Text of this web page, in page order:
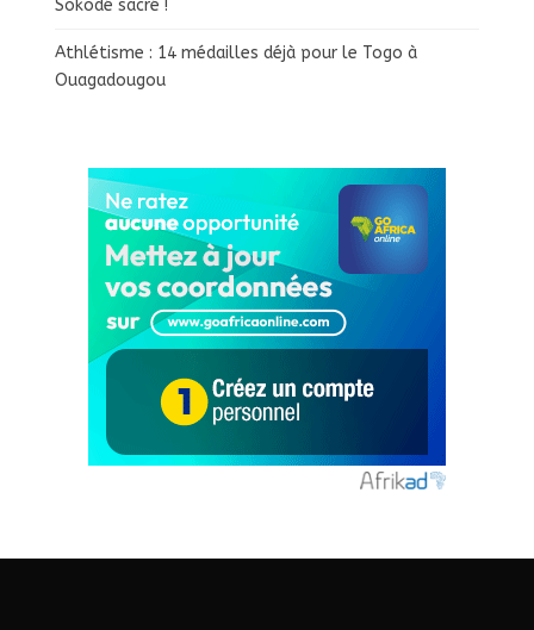
Sokodé sacré !
Athlétisme : 14 médailles déjà pour le Togo à
Ouagadougou